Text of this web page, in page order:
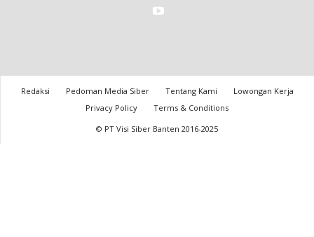
Redaksi Pedoman Media Siber Tentang Kami
Lowongan Kerja
Privacy Policy
Terms & Conditions
© PT Visi Siber Banten 2016-2025